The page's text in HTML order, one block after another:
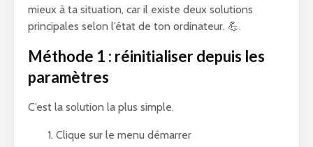
mieux à ta situation, car il existe deux solutions
principales selon l’état de ton ordinateur. 💪.
Méthode 1 : réinitialiser depuis les
paramètres
C’est la solution la plus simple.
Clique sur le menu démarrer